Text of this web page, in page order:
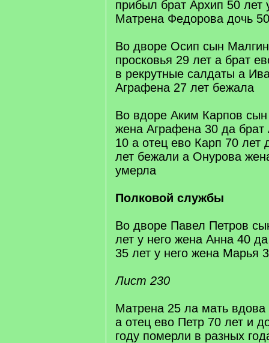
прибыл брат Архип 50 лет
Матрена Федорова дочь
Во дворе Осип сын
просковья 29 лет а брат
в рекрутные салдаты а
Аграфена 27 лет бежала
Во вдоре Аким Карпов сын
жена Аграфена 30 да
10 а отец ево Карп 70 лет
лет бежали а Онурова
умерла
Полковой службы
Во дворе Павел Петров
лет у него жена Анна 40
35 лет у него жена Марья
Лист 230
Матрена 25 ла мать вдова
а отец ево Петр 70 лет и
году померли в разных